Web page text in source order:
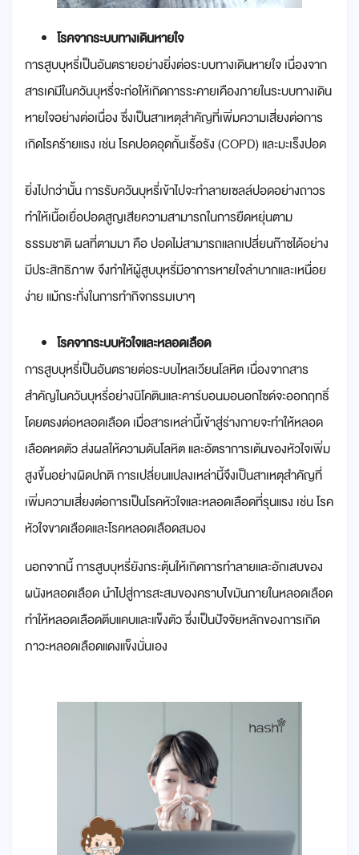
โรคจากระบบทางเดินหายใจ
การสูบบุหรี่เป็นอันตรายอย่างยิ่งต่อระบบทางเดินหายใจ เนื่องจาก
สารเคมีในควันบุหรี่จะก่อให้เกิดการระคายเคืองภายในระบบทางเดิน
หายใจอย่างต่อเนื่อง ซึ่งเป็นสาเหตุสำคัญที่เพิ่มความเสี่ยงต่อการ
เกิดโรคร้ายแรง เช่น โรคปอดอุดกั้นเรื้อรัง (COPD) และมะเร็งปอด
ยิ่งไปกว่านั้น การรับควันบุหรี่เข้าไปจะทำลายเซลล์ปอดอย่างถาวร
ทำให้เนื้อเยื่อปอดสูญเสียความสามารถในการยืดหยุ่นตาม
ธรรมชาติ ผลที่ตามมา คือ ปอดไม่สามารถแลกเปลี่ยนก๊าซได้อย่าง
มีประสิทธิภาพ จึงทำให้ผู้สูบบุหรี่มีอาการหายใจลำบากและเหนื่อย
ง่าย แม้กระทั่งในการทำกิจกรรมเบาๆ
โรคจากระบบหัวใจและหลอดเลือด
การสูบบุหรี่เป็นอันตรายต่อระบบไหลเวียนโลหิต เนื่องจากสาร
สำคัญในควันบุหรี่อย่างนิโคตินและคาร์บอนมอนอกไซด์จะออกฤทธิ์
โดยตรงต่อหลอดเลือด เมื่อสารเหล่านี้เข้าสู่ร่างกายจะทำให้หลอด
เลือดหดตัว ส่งผลให้ความดันโลหิต และอัตราการเต้นของหัวใจเพิ่ม
สูงขึ้นอย่างผิดปกติ การเปลี่ยนแปลงเหล่านี้จึงเป็นสาเหตุสำคัญที่
เพิ่มความเสี่ยงต่อการเป็นโรคหัวใจและหลอดเลือดที่รุนแรง เช่น โรค
หัวใจขาดเลือดและโรคหลอดเลือดสมอง
นอกจากนี้ การสูบบุหรี่ยังกระตุ้นให้เกิดการทำลายและอักเสบของ
ผนังหลอดเลือด นำไปสู่การสะสมของคราบไขมันภายในหลอดเลือด
ทำให้หลอดเลือดตีบแคบและแข็งตัว ซึ่งเป็นปัจจัยหลักของการเกิด
ภาวะหลอดเลือดแดงแข็งนั่นเอง